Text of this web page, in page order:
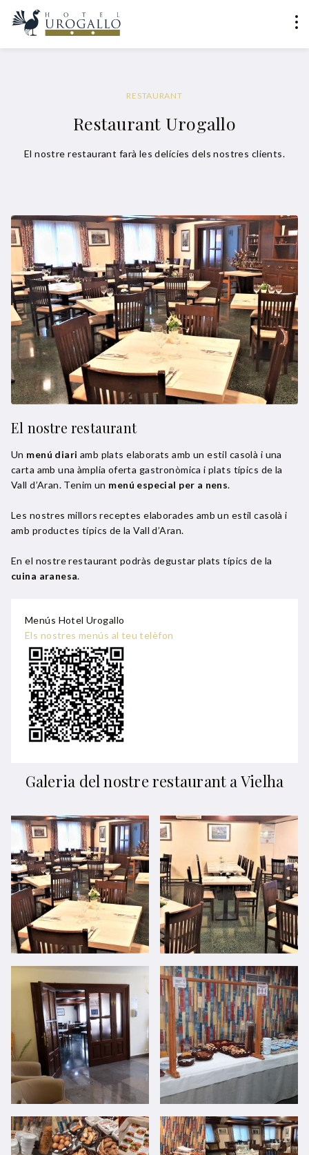
RESTAURANT
Restaurant Urogallo
El nostre restaurant farà les delícies dels nostres clients.
El nostre restaurant
Un menú diari amb plats elaborats amb un estil casolà i una
carta amb una àmplia oferta gastronòmica i plats típics de la
Vall d’Aran. Tenim un menú especial per a nens.
Les nostres millors receptes elaborades amb un estil casolà i
amb productes típics de la Vall d’Aran.
En el nostre restaurant podràs degustar plats típics de la
cuina aranesa.
Menús Hotel Urogallo
Els nostres menús al teu telèfon
Galeria del nostre restaurant a Vielha